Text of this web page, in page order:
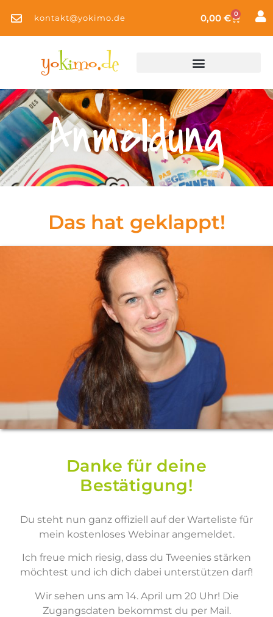
kontakt@yokimo.de 0,00 € 0
Anmeldung
Das hat geklappt!
Danke für deine
Bestätigung!
Du steht nun ganz offiziell auf der Warteliste für
mein kostenloses Webinar angemeldet.
Ich freue mich riesig, dass du Tweenies stärken
möchtest und ich dich dabei unterstützen darf!
Wir sehen uns am 14. April um 20 Uhr! Die
Zugangsdaten bekommst du per Mail.